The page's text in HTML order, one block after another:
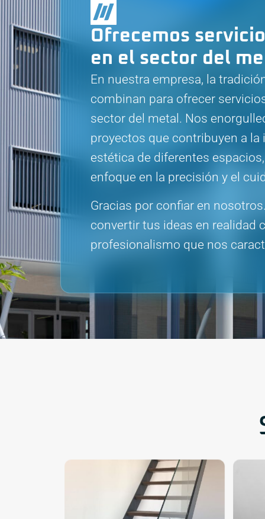
Ofrecemos
en el sector del
En nuestra empresa, la
combinan para ofrecer
sector del metal. Nos
proyectos que contribuyen a la
estética de diferentes
enfoque en la precisión y el
Gracias por confiar en
convertir tus ideas en realidad
profesionalismo que nos